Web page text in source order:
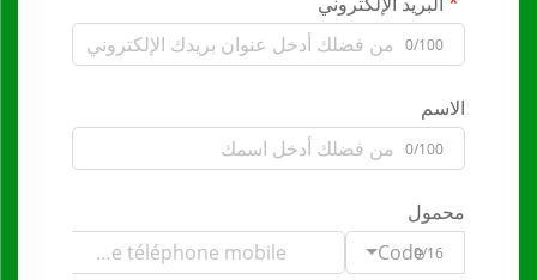
0/100
الاسم
0/100
محمول
Code0/16